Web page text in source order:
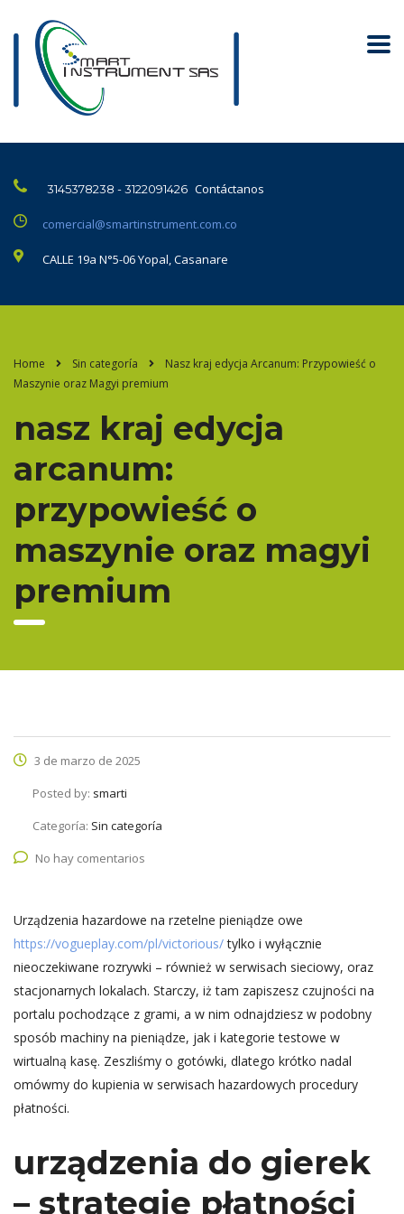
3145378238 - 3122091426 Contáctanos
comercial@smartinstrument.com.co
CALLE 19a N°5-06 Yopal, Casanare
Home Sin categoría
Nasz kraj edycja Arcanum: Przypowieść o
Maszynie oraz Magyi premium
nasz kraj edycja
arcanum:
przypowieść o
maszynie oraz magyi
premium
3 de marzo de 2025
Posted by: smarti
Categoría: Sin categoría
No hay comentarios
Urządzenia hazardowe na rzetelne pieniądze owe
https://vogueplay.com/pl/victorious/tylko i wyłącznie
nieoczekiwane rozrywki – również w serwisach sieciowy, oraz
stacjonarnych lokalach. Starczy, iż tam zapiszesz czujności na
portalu pochodzące z grami, a w nim odnajdziesz w podobny
sposób machiny na pieniądze, jak i kategorie testowe w
wirtualną kasę. Zeszliśmy o gotówki, dlatego krótko nadal
omówmy do kupienia w serwisach hazardowych procedury
płatności.
urządzenia do gierek
– strategie płatności